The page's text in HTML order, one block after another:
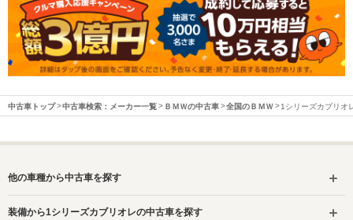
中古車トップ 中古車検索：メーカー一覧 ＢＭＷの中古車 全国のＢＭＷ 1シリーズカブリオ
他の車種から中古車を探す
装備から1シリーズカブリオレの中古車を探す